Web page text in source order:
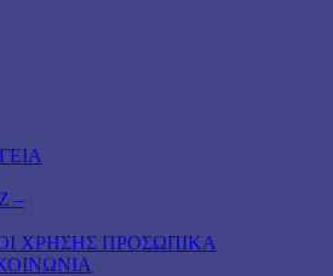
–
ΧΡΗΣΗΣ ΠΡΟΣΩΠΙΚΑ